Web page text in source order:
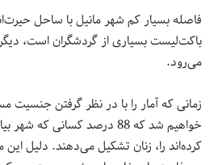
فاصله بسیار کم شهر مانیل با ساحل
باکت‌لیست بسیاری از گردشگران است،
می‌رود.
زمانی که آمار را با در نظر گرفتن جنسیت
خواهیم شد که 88 درصد کسانی که
کرده‌اند را، زنان تشکیل می‌دهند. دلیل